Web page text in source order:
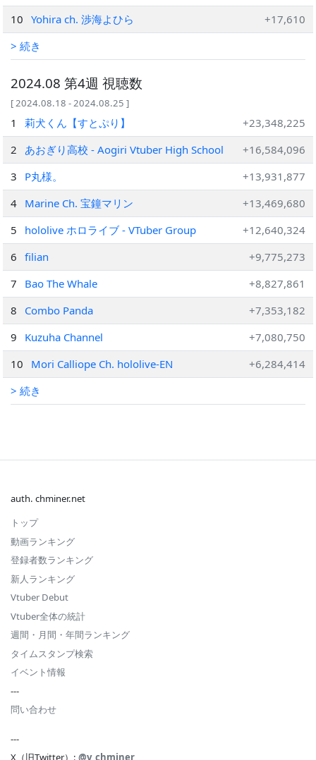
10
Yohira ch. 渉海よひら
+17,610
> 続き
2024.08 第4週 視聴数
[ 2024.08.18 - 2024.08.25 ]
1 莉犬くん【すとぷり】
+23,348,225
2
あおぎり高校 - Aogiri Vtuber High School
+16,584,096
3
P丸様。
+13,931,877
4 Marine Ch. 宝鐘マリン
+13,469,680
5
hololive ホロライブ - VTuber Group
+12,640,324
6
filian
+9,775,273
7
Bao The Whale
+8,827,861
8
Combo Panda
+7,353,182
9
Kuzuha Channel
+7,080,750
10
Mori Calliope Ch. hololive-EN
+6,284,414
> 続き
auth. chminer.net
トップ
動画ランキング
登録者数ランキング
新人ランキング
Vtuber Debut
Vtuber全体の統計
週間・月間・年間ランキング
タイムスタンプ検索
イベント情報
---
問い合わせ
---
X（旧Twitter）: @v_chminer